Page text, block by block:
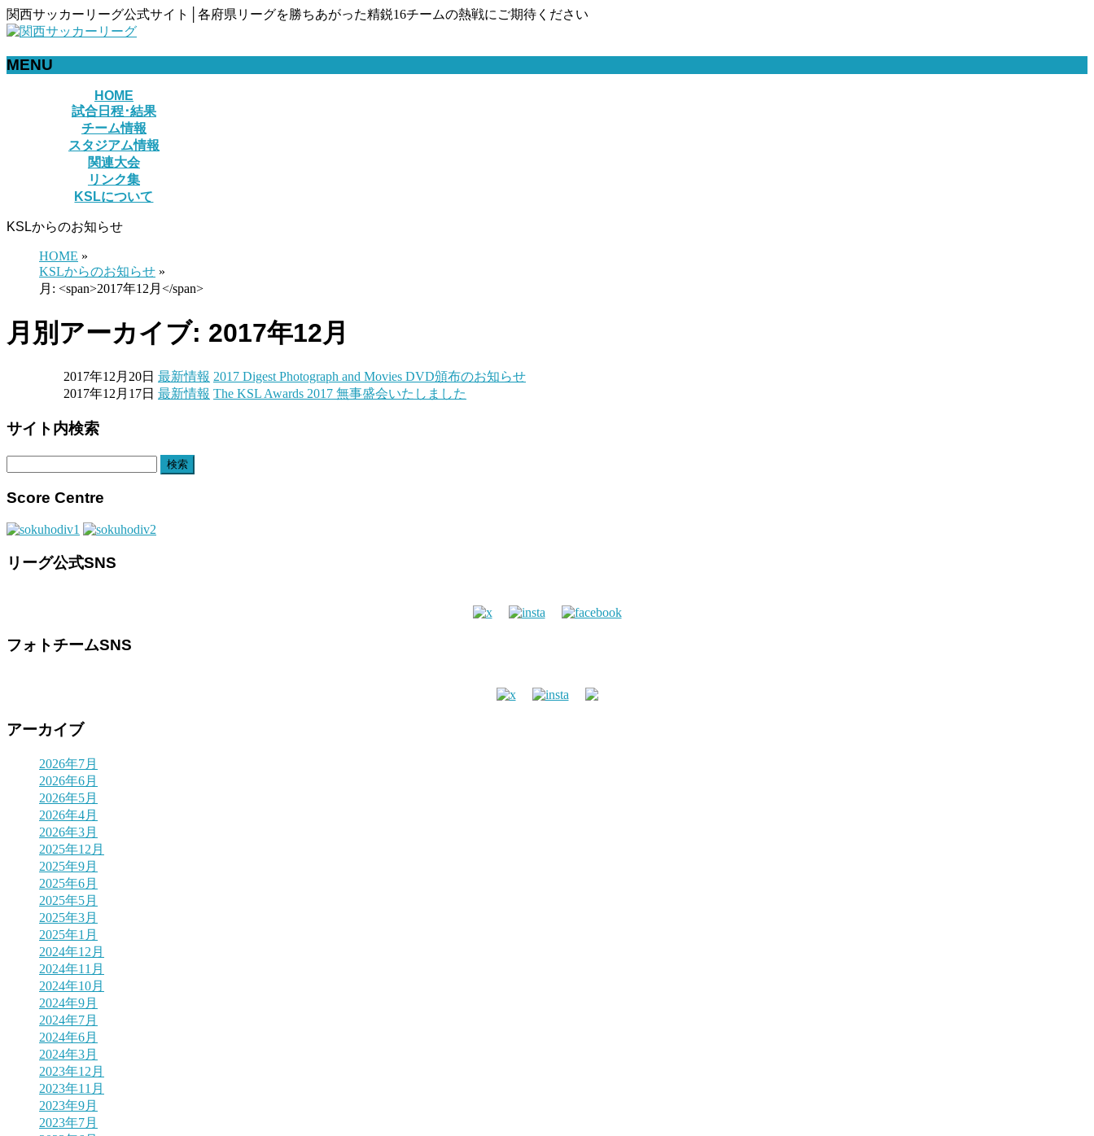
関西サッカーリーグ公式サイト│各府県リーグを勝ちあがった精鋭16チームの熱戦にご期待ください
MENU
HOME
試合日程･結果
チーム情報
スタジアム情報
関連大会
リンク集
KSLについて
KSLからのお知らせ
HOME »
KSLからのお知らせ »
月: <span>2017年12月</span>
月別アーカイブ: 2017年12月
2017年12月20日 最新情報 2017 Digest Photograph and Movies DVD頒布のお知らせ
2017年12月17日 最新情報 The KSL Awards 2017 無事盛会いたしました
サイト内検索
Score Centre
リーグ公式SNS
フォトチームSNS
アーカイブ
2026年7月
2026年6月
2026年5月
2026年4月
2026年3月
2025年12月
2025年9月
2025年6月
2025年5月
2025年3月
2025年1月
2024年12月
2024年11月
2024年10月
2024年9月
2024年7月
2024年6月
2024年3月
2023年12月
2023年11月
2023年9月
2023年7月